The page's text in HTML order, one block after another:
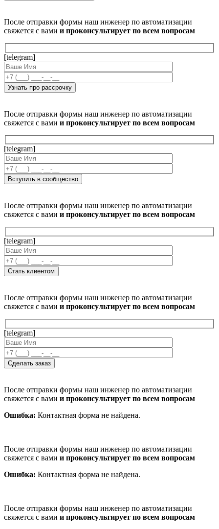
После отправки формы наш инженер по автоматизации
свяжется с вами и проконсультирует по всем вопросам
[telegram]
После отправки формы наш инженер по автоматизации
свяжется с вами и проконсультирует по всем вопросам
[telegram]
После отправки формы наш инженер по автоматизации
свяжется с вами и проконсультирует по всем вопросам
[telegram]
После отправки формы наш инженер по автоматизации
свяжется с вами и проконсультирует по всем вопросам
[telegram]
После отправки формы наш инженер по автоматизации
свяжется с вами и проконсультирует по всем вопросам
Ошибка: Контактная форма не найдена.
После отправки формы наш инженер по автоматизации
свяжется с вами и проконсультирует по всем вопросам
Ошибка: Контактная форма не найдена.
После отправки формы наш инженер по автоматизации
свяжется с вами и проконсультирует по всем вопросам